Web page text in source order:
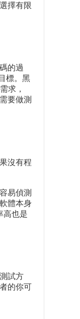
擇有限
的過
標。黑
求，
要做測
沒有程
易偵測
體本身
高也是
試方
的你可